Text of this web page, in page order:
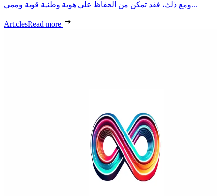
ومع ذلك، فقد تمكن من الحفاظ على هوية وطنية قوية وممي...
ArticlesRead more